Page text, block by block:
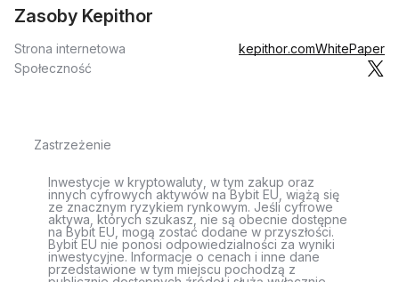
Zasoby Kepithor
Strona internetowa kepithor.comWhitePaper
Społeczność
Zastrzeżenie
Inwestycje w kryptowaluty, w tym zakup oraz
innych cyfrowych aktywów na Bybit EU, wiążą się
ze znacznym ryzykiem rynkowym. Jeśli cyfrowe
aktywa, których szukasz, nie są obecnie dostępne
na Bybit EU, mogą zostać dodane w przyszłości.
Bybit EU nie ponosi odpowiedzialności za wyniki
inwestycyjne. Informacje o cenach i inne dane
przedstawione w tym miejscu pochodzą z